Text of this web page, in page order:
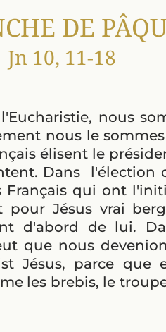
DE
Jn 10, 11-18
nous
nous le
élisent le
Dans l'élection
Français qui ont
Jésus vrai
d'abord de lui.
que nous
Jésus, parce que
les brebis, le